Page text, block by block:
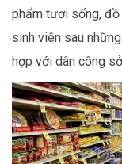
phẩm tươi sống,
sinh viên sau
hợp với dân công